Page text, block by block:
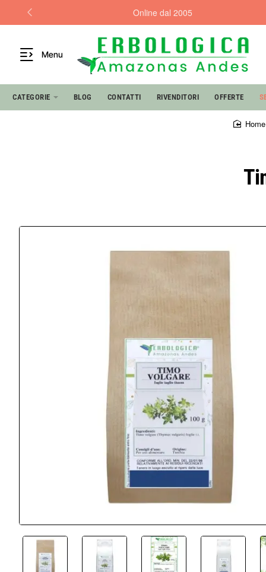
Online dal 2005
Menu
CATEGORIE BLOG CONTATTI RIVENDITORI OFFERTE